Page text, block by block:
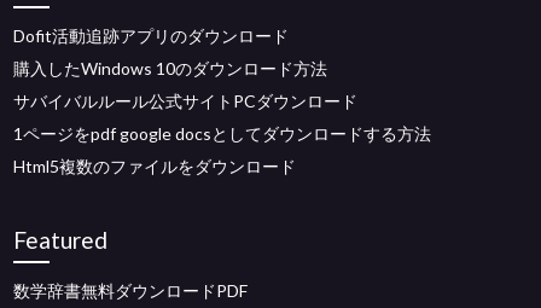
Dofit活動追跡アプリのダウンロード
購入したWindows 10のダウンロード方法
サバイバルルール公式サイトPCダウンロード
1ページをpdf google docsとしてダウンロードする方法
Html5複数のファイルをダウンロード
Featured
数学辞書無料ダウンロードPDF